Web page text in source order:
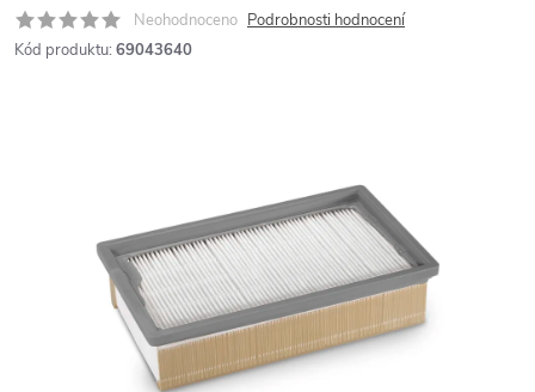
Neohodnoceno Podrobnosti hodnocení
Kód produktu: 69043640